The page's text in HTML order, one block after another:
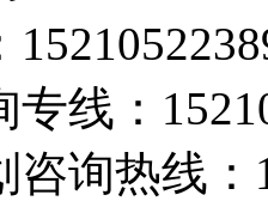
线：
询热线：